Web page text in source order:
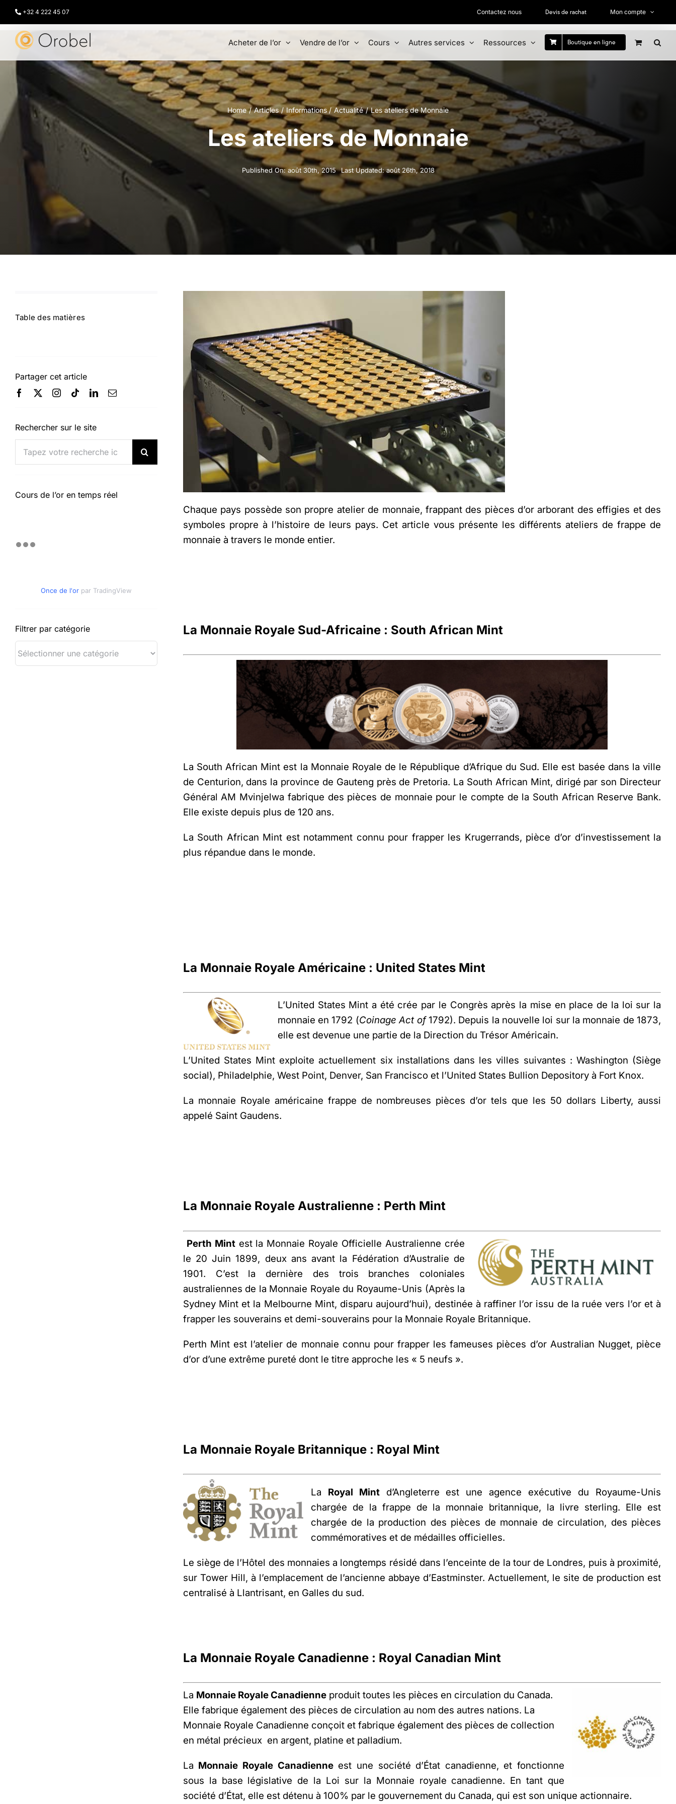
contenu
+32 4 222 45 07 Contactez nous Devis de rachat Mon compte
Acheter de l’or Vendre de l’or Cours Autres services Ressources Boutique en ligne
Home Articles Informations Actualité Les ateliers de Monnaie
Les ateliers de Monnaie
Published On: août 30th, 2015 Last Updated: août 26th, 2018
Table des matières
Partager cet article
Rechercher sur le site
Cours de l’or en temps réel
Once de l'or par TradingView
Filtrer par catégorie
Chaque pays possède son propre atelier de monnaie, frappant des pièces d’or arborant des effigies et des
symboles propre à l’histoire de leurs pays. Cet article vous présente les différents ateliers de frappe de
monnaie à travers le monde entier.
La Monnaie Royale Sud-Africaine : South African Mint
La South African Mint est la Monnaie Royale de le République d’Afrique du Sud. Elle est basée dans la ville
de Centurion, dans la province de Gauteng près de Pretoria. La South African Mint, dirigé par son Directeur
Général AM Mvinjelwa fabrique des pièces de monnaie pour le compte de la South African Reserve Bank.
Elle existe depuis plus de 120 ans.
La South African Mint est notamment connu pour frapper les Krugerrands, pièce d’or d’investissement la
plus répandue dans le monde.
La Monnaie Royale Américaine : United States Mint
L’United States Mint a été crée par le Congrès après la mise en place de la loi sur la
monnaie en 1792 (Coinage Act of1792). Depuis la nouvelle loi sur la monnaie de 1873,
elle est devenue une partie de la Direction du Trésor Américain.
L’United States Mint exploite actuellement six installations dans les villes suivantes : Washington (Siège
social), Philadelphie, West Point, Denver, San Francisco et l’United States Bullion Depository à Fort Knox.
La monnaie Royale américaine frappe de nombreuses pièces d’or tels que les 50 dollars Liberty, aussi
appelé Saint Gaudens.
La Monnaie Royale Australienne : Perth Mint
Perth Mintest la Monnaie Royale Officielle Australienne crée
le 20 Juin 1899, deux ans avant la Fédération d’Australie de
1901. C’est la dernière des trois branches coloniales
australiennes de la Monnaie Royale du Royaume-Unis (Après la
Sydney Mint et la Melbourne Mint, disparu aujourd’hui), destinée à raffiner l’or issu de la ruée vers l’or et à
frapper les souverains et demi-souverains pour la Monnaie Royale Britannique.
Perth Mint est l’atelier de monnaie connu pour frapper les fameuses pièces d’or Australian Nugget, pièce
d’or d’une extrême pureté dont le titre approche les « 5 neufs ».
La Monnaie Royale Britannique : Royal Mint
La Royal Mintd’Angleterre est une agence exécutive du Royaume-Unis
chargée de la frappe de la monnaie britannique, la livre sterling. Elle est
chargée de la production des pièces de monnaie de circulation, des pièces
commémoratives et de médailles officielles.
Le siège de l’Hôtel des monnaies a longtemps résidé dans l’enceinte de la tour de Londres, puis à proximité,
sur Tower Hill, à l’emplacement de l’ancienne abbaye d’Eastminster. Actuellement, le site de production est
centralisé à Llantrisant, en Galles du sud.
La Monnaie Royale Canadienne : Royal Canadian Mint
La Monnaie Royale Canadienneproduit toutes les pièces en circulation du Canada.
Elle fabrique également des pièces de circulation au nom des autres nations. La
Monnaie Royale Canadienne conçoit et fabrique également des pièces de collection
en métal précieux en argent, platine et palladium.
La Monnaie Royale Canadienneest une société d’État canadienne, et fonctionne
sous la base législative de la Loi sur la Monnaie royale canadienne. En tant que
société d’État, elle est détenu à 100% par le gouvernement du Canada, qui est son unique actionnaire.